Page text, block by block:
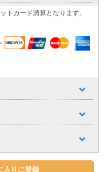
トカード清算となります。
入りに登録